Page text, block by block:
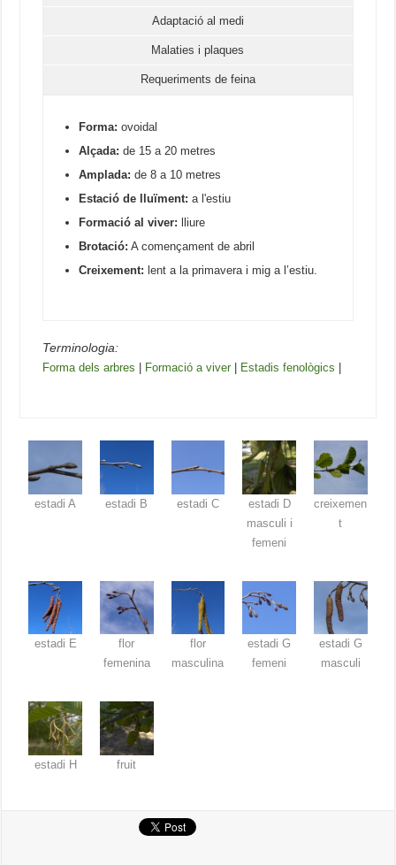
Adaptació al medi
Malaties i plaques
Requeriments de feina
Forma: ovoidal
Alçada: de 15 a 20 metres
Amplada: de 8 a 10 metres
Estació de lluïment: a l'estiu
Formació al viver: lliure
Brotació: A començament de abril
Creixement: lent a la primavera i mig a l’estiu.
Terminologia:
Forma dels arbres Formació a viver Estadis fenològics
estadi A estadi B estadi C
estadi D
masculi i
femeni
creixemen
t
estadi E
flor
femenina
flor
masculina
estadi G
femeni
estadi G
masculi
estadi H fruit